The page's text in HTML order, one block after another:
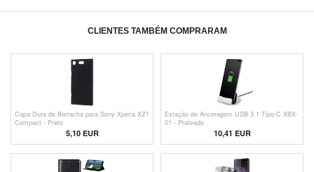
CLIENTES TAMBÉM COMPRARAM
Capa Dura de Borracha para Sony Xperia XZ1
Compact - Preto
5,10EUR
Estação de Ancoragem USB 3.1 Tipo-C XBX-
01 - Prateado
10,41 EUR